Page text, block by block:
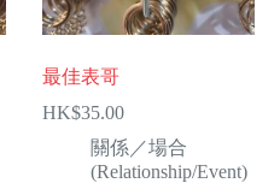
最佳表哥
HK$35.00
關係／場合
(Relationship/Event)